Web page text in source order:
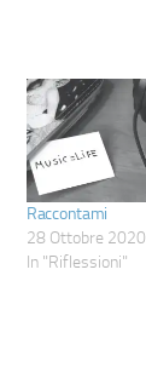
Raccontami
28 Ottobre 2020
In "Riflessioni"